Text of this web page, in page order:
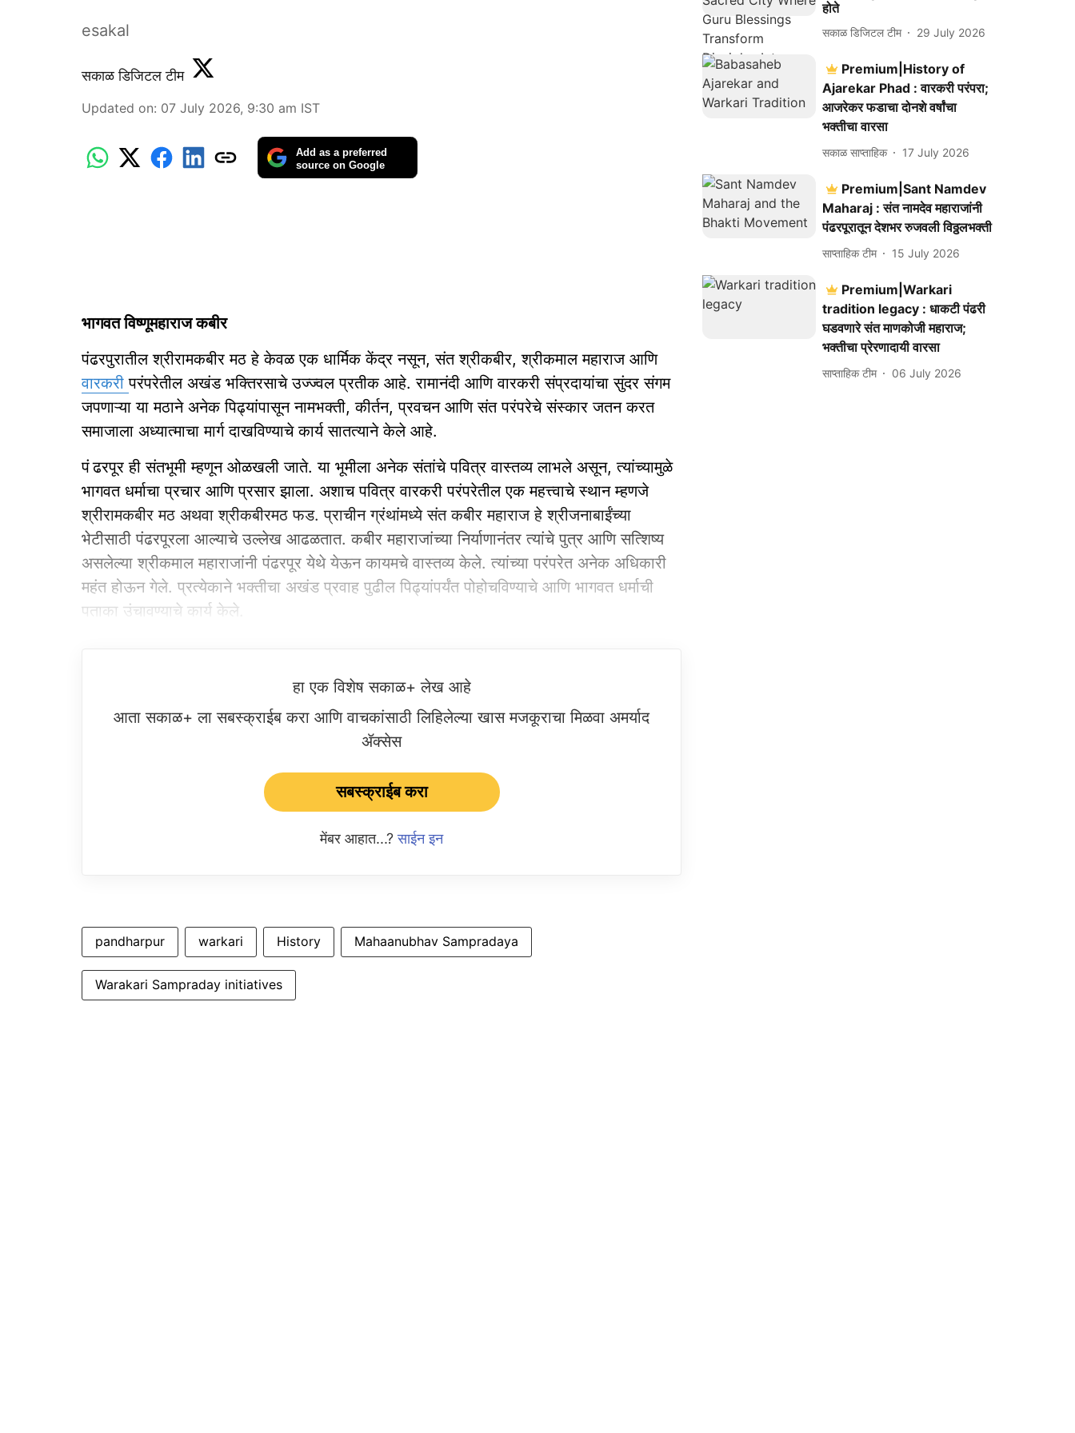
esakal
सकाळ डिजिटल टीम
Updated on: 07 July 2026, 9:30 am IST
Add as a preferred
source on Google
भागवत विष्णूमहाराज कबीर
पंढरपुरातील श्रीरामकबीर मठ हे केवळ एक धार्मिक केंद्र नसून, संत श्रीकबीर, श्रीकमाल महाराज आणि
वारकरीपरंपरेतील अखंड भक्तिरसाचे उज्ज्वल प्रतीक आहे. रामानंदी आणि वारकरी संप्रदायांचा सुंदर संगम
जपणाऱ्या या मठाने अनेक पिढ्यांपासून नामभक्ती, कीर्तन, प्रवचन आणि संत परंपरेचे संस्कार जतन करत
समाजाला अध्यात्माचा मार्ग दाखविण्याचे कार्य सातत्याने केले आहे.
पं ढरपूर ही संतभूमी म्हणून ओळखली जाते. या भूमीला अनेक संतांचे पवित्र वास्तव्य लाभले असून, त्यांच्यामुळे
भागवत धर्माचा प्रचार आणि प्रसार झाला. अशाच पवित्र वारकरी परंपरेतील एक महत्त्वाचे स्थान म्हणजे
श्रीरामकबीर मठ अथवा श्रीकबीरमठ फड. प्राचीन ग्रंथांमध्ये संत कबीर महाराज हे श्रीजनाबाईंच्या
भेटीसाठी पंढरपूरला आल्याचे उल्लेख आढळतात. कबीर महाराजांच्या निर्याणानंतर त्यांचे पुत्र आणि सत्शिष्य
असलेल्या श्रीकमाल महाराजांनी पंढरपूर येथे येऊन कायमचे वास्तव्य केले. त्यांच्या परंपरेत अनेक अधिकारी
महंत होऊन गेले. प्रत्येकाने भक्तीचा अखंड प्रवाह पुढील पिढ्यांपर्यंत पोहोचविण्याचे आणि भागवत धर्माची
पताका उंचावण्याचे कार्य केले.
हा एक विशेष सकाळ+ लेख आहे
आता सकाळ+ ला सबस्क्राईब करा आणि वाचकांसाठी लिहिलेल्या खास मजकूराचा मिळवा अमर्याद
ॲक्सेस
सबस्क्राईब करा
मेंबर आहात...?साईन इन
pandharpur warkari History Mahaanubhav Sampradaya
Warakari Sampraday initiatives
होते
सकाळ डिजिटल टीम 29 July 2026
Premium|History of
Ajarekar Phad : वारकरी परंपरा;
आजरेकर फडाचा दोनशे वर्षांचा
भक्तीचा वारसा
सकाळ साप्ताहिक 17 July 2026
Premium|Sant Namdev
Maharaj : संत नामदेव महाराजांनी
पंढरपूरातून देशभर रुजवली विठ्ठलभक्ती
साप्ताहिक टीम 15 July 2026
Premium|Warkari
tradition legacy : धाकटी पंढरी
घडवणारे संत माणकोजी महाराज;
भक्तीचा प्रेरणादायी वारसा
साप्ताहिक टीम 06 July 2026